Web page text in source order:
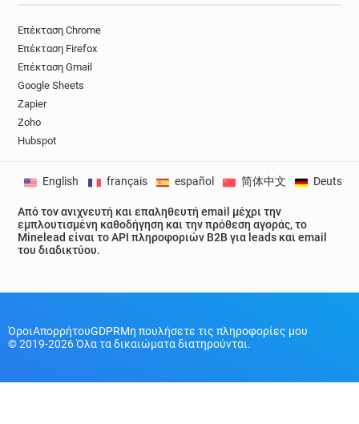
Επέκταση Chrome
Επέκταση Firefox
Επέκταση Gmail
Google Sheets
Zapier
Zoho
Hubspot
Από τον ανιχνευτή και επαληθευτή email μέχρι την
εμπλουτισμένη καθοδήγηση και την πρόθεση αγοράς, το
Minelead είναι το API πληροφοριών B2B για leads και email
του διαδικτύου.
English français español 简体中文 Deutsch
ΌροιΑπορρήτουGDPRΜη πουλήσετε τις πληροφορίες μου
© 2019-2026 Όλα τα δικαιώματα διατηρούνται.